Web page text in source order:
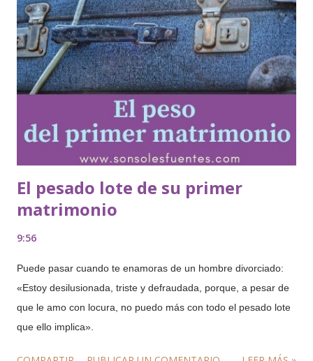
El pesado lote de su primer
matrimonio
9:56
Puede pasar cuando te enamoras de un hombre divorciado:
«Estoy desilusionada, triste y defraudada, porque, a pesar de
que le amo con locura, no puedo más con todo el pesado lote
que ello implica».